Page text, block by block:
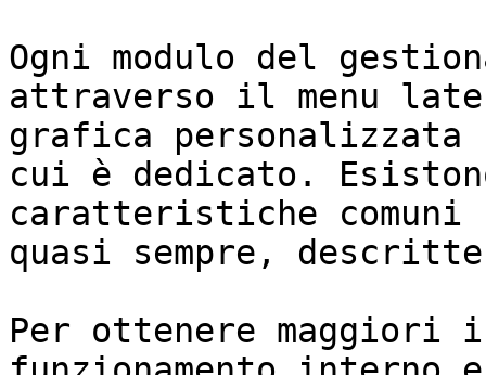
Ogni modulo del
attraverso il menu
grafica
cui è dedicato.
caratteristiche comuni
quasi sempre,
Per ottenere maggiori